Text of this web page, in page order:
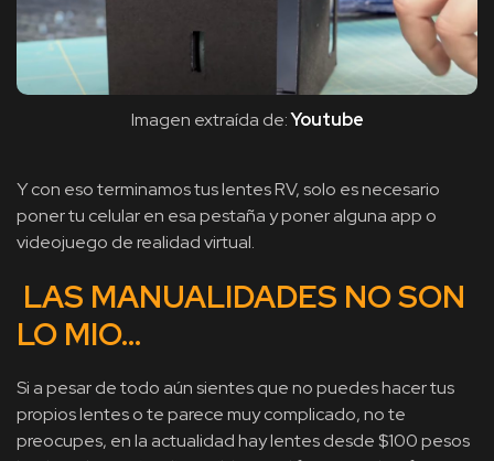
Imagen extraída de:Youtube
Y con eso terminamos tus lentes RV, solo es necesario
poner tu celular en esa pestaña y poner alguna app o
videojuego de realidad virtual.
LAS MANUALIDADES NO SON
LO MIO…
Si a pesar de todo aún sientes que no puedes hacer tus
propios lentes o te parece muy complicado, no te
preocupes, en la actualidad hay lentes desde $100 pesos